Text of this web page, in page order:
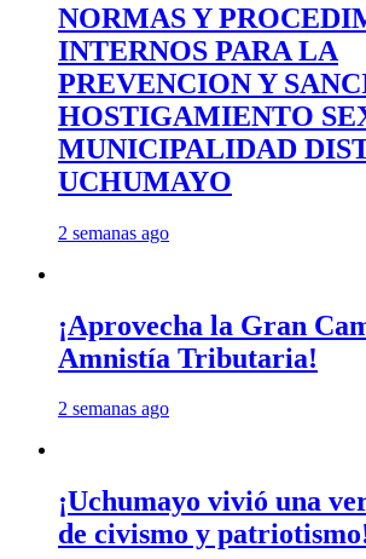
NORMAS Y
INTERNOS PARA LA
PREVENCION Y
HOSTIGAMIENTO
MUNICIPALIDAD
UCHUMAYO
2 semanas ago
¡Aprovecha la Gran
Amnistía Tributaria!
2 semanas ago
¡Uchumayo vivió una
de civismo y